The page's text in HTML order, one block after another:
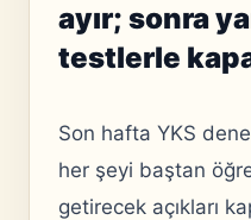
ayır; sonra
testlerle
Son hafta YKS
her şeyi baştan
getirecek açıkları